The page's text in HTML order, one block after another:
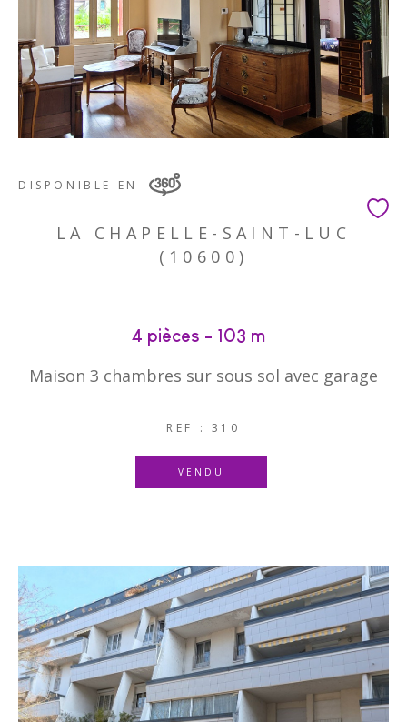
DISPONIBLE EN
LA CHAPELLE-SAINT-LUC
(10600)
4 pièces - 103 m²
Maison 3 chambres sur sous sol avec garage
REF : 310
VENDU